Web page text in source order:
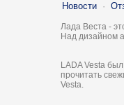
Новости ·
Лада Веста -
Над дизайном
LADA Vesta
прочитать
Vesta.